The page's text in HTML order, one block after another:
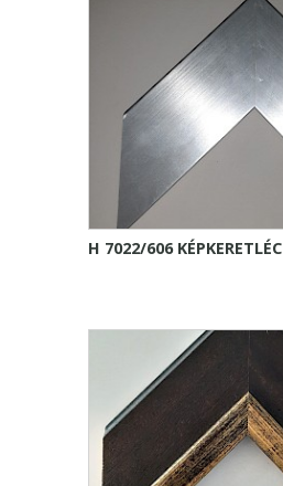
H 7022/606 KÉPKERETLÉC